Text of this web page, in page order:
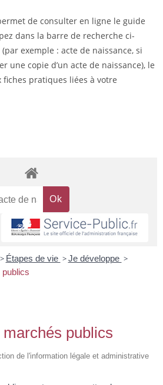
de consulter en ligne le guide
dans la barre de recherche ci-
exemple : acte de naissance, si
une copie d’un acte de naissance), le
pratiques liées à votre
> Étapes de vie > Je développe >
publics
de l'information légale et administrative